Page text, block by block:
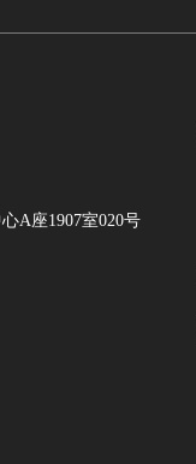
A座1907室020号